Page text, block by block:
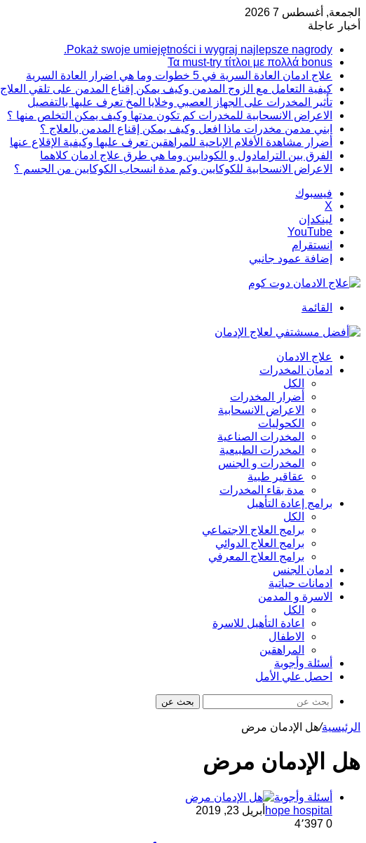
الجمعة, أغسطس 7 2026
أخبار عاجلة
Pokaż swoje umiejętności i wygraj najlepsze nagrody.
Τα must-try τίτλοι με πολλά bonus
علاج ادمان العادة السرية في 5 خطوات وما هي اضرار العادة السرية
كيفية التعامل مع الزوج المدمن وكيف يمكن إقناع المدمن على تلقي العلاج
تأثير المخدرات على الجهاز العصبي وخلايا المخ تعرف عليها بالتفصيل
الاعراض الانسحابية للمخدرات كم تكون مدتها وكيف يمكن التخلص منها ؟
ابني مدمن مخدرات ماذا افعل وكيف يمكن إقناع المدمن بالعلاج ؟
أضرار مشاهدة الأفلام الإباحية للمراهقين تعرف عليها وكيفية الإقلاع عنها
الفرق بين الترامادول و الكودايين وما هي طرق علاج ادمان كلاهما
الاعراض الانسحابية للكوكايين وكم مدة انسحاب الكوكايين من الجسم ؟
فيسبوك
‫X
لينكدإن
‫YouTube
انستقرام
إضافة عمود جانبي
القائمة
علاج الادمان
ادمان المخدرات
الكل
أضرار المخدرات
الاعراض الانسحابية
الكحوليات
المخدرات الصناعية
المخدرات الطبيعية
المخدرات و الجنس
عقاقير طبية
مدة بقاء المخدرات
برامج إعادة التأهيل
الكل
برامج العلاج الاجتماعي
برامج العلاج الدوائي
برامج العلاج المعرفي
ادمان الجنس
ادمانات حياتية
الاسرة و المدمن
الكل
اعادة التأهيل للاسرة
الاطفال
المراهقين
أسئلة وأجوبة
احصل علي الأمل
بحث عن
الرئيسية/هل الإدمان مرض
هل الإدمان مرض
أسئلة وأجوبة
hope hospital أبريل 23, 2019
0